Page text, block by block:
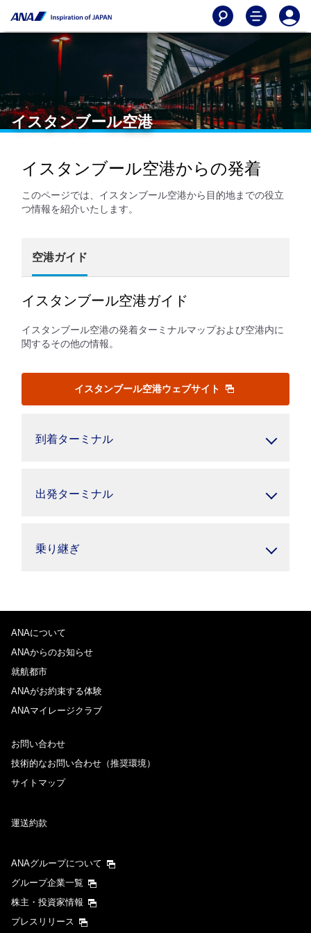
イスタンブール空港
イスタンブール空港からの発着
このページでは、イスタンブール空港から目的地までの役立
つ情報を紹介いたします。
空港ガイド
イスタンブール空港ガイド
イスタンブール空港の発着ターミナルマップおよび空港内に
関するその他の情報。
イスタンブール空港ウェブサイト
到着ターミナル
出発ターミナル
乗り継ぎ
ANAについて
ANAからのお知らせ
就航都市
ANAがお約束する体験
ANAマイレージクラブ
お問い合わせ
技術的なお問い合わせ（推奨環境）
サイトマップ
運送約款
ANAグループについて
グループ企業一覧
株主・投資家情報
プレスリリース